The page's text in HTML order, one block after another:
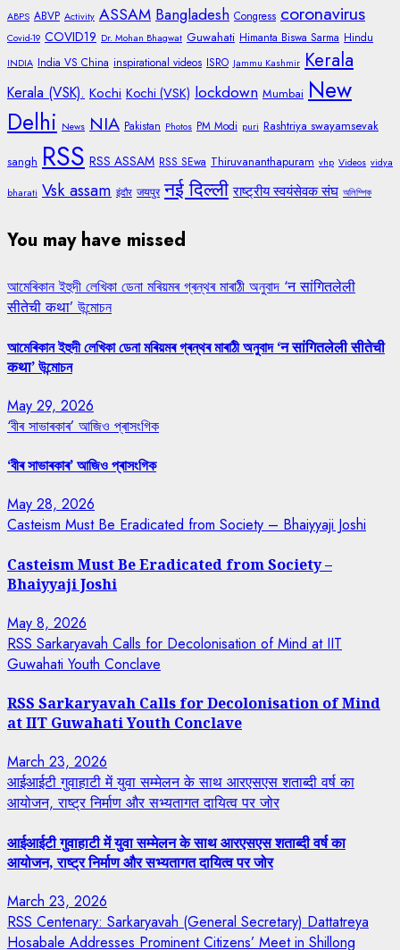
ABPS ABVP Activity ASSAM Bangladesh Congress coronavirus
Covid-19 COVID19 Dr. Mohan Bhagwat Guwahati Himanta Biswa Sarma Hindu
INDIA India VS China inspirational videos ISRO Jammu Kashmir Kerala
Kerala (VSK). Kochi Kochi (VSK) lockdown Mumbai New
Delhi News NIA Pakistan Photos PM Modi puri Rashtriya swayamsevak
sangh RSS RSS ASSAM RSS SEwa Thiruvananthapuram vhp Videos vidya
bharati Vsk assam इंदौर जयपुर नई दिल्ली राष्ट्रीय स्वयंसेवक संघ অলিম্পিক
You may have missed
আমেৰিকান ইহুদী লেখিকা ডেনা মৰিয়মৰ গ্ৰন্থৰ মাৰাঠী অনুবাদ ‘न सांगितलेली
सीतेची कथा’ উন্মোচন
আমেৰিকান ইহুদী লেখিকা ডেনা মৰিয়মৰ গ্ৰন্থৰ মাৰাঠী অনুবাদ ‘न सांगितलेली सीतेची
कथा’ উন্মোচন
May 29, 2026
‘বীৰ সাভাৰকাৰ’ আজিও প্ৰাসংগিক
‘বীৰ সাভাৰকাৰ’ আজিও প্ৰাসংগিক
May 28, 2026
Casteism Must Be Eradicated from Society – Bhaiyyaji Joshi
Casteism Must Be Eradicated from Society –
Bhaiyyaji Joshi
May 8, 2026
RSS Sarkaryavah Calls for Decolonisation of Mind at IIT
Guwahati Youth Conclave
RSS Sarkaryavah Calls for Decolonisation of Mind
at IIT Guwahati Youth Conclave
March 23, 2026
आईआईटी गुवाहाटी में युवा सम्मेलन के साथ आरएसएस शताब्दी वर्ष का
आयोजन, राष्ट्र निर्माण और सभ्यतागत दायित्व पर जोर
आईआईटी गुवाहाटी में युवा सम्मेलन के साथ आरएसएस शताब्दी वर्ष का
आयोजन, राष्ट्र निर्माण और सभ्यतागत दायित्व पर जोर
March 23, 2026
RSS Centenary: Sarkaryavah (General Secretary) Dattatreya
Hosabale Addresses Prominent Citizens’ Meet in Shillong